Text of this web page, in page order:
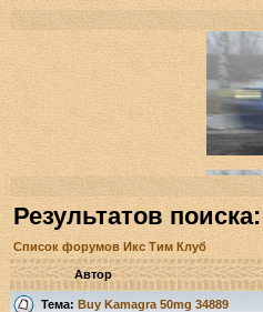
Результатов
Список форумов Икс Тим Клуб
Автор
Тема: Buy Kamagra 50mg 34889